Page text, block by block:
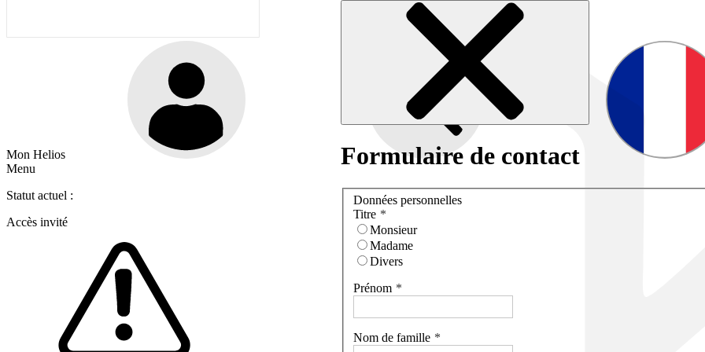
Mon Helios
Menu
Statut actuel :
Accès invité
Formulaire de contact
Données personnelles
Titre
Monsieur
Madame
Divers
Prénom
Nom de famille